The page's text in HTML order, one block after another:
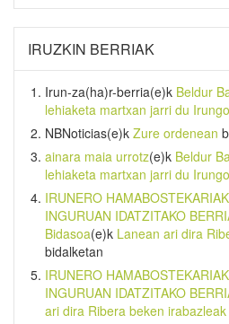
IRUZKIN BERRIAK
Irun-za(ha)r-berria(e)k Beldur
lehiaketa martxan jarri du
NBNoticias(e)k Zure ordenean
ainara maia urrotz(e)k Beldur
lehiaketa martxan jarri du
IRUNERO
INGURUAN IDATZITAKO
Bidasoa(e)k Lanean ari dira
bidalketan
IRUNERO
INGURUAN IDATZITAKO
ari dira Ribera beken irabazleak